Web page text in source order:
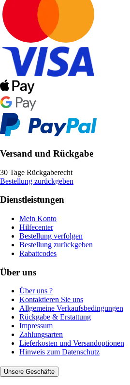
Versand und Rückgabe
30 Tage Rückgaberecht
Bestellung zurückgeben
Dienstleistungen
Mein Konto
Hilfecenter
Bestellung verfolgen
Bestellung zurückgeben
Rabattcodes
Über uns
Über uns ?
Kontaktieren Sie uns
Allgemeine Verkaufsbedingungen
Rückgabe & Erstattung
Impressum
Zahlungsarten
Lieferkosten und Versandoptionen
Hinweis zum Datenschutz
Unsere Geschäfte